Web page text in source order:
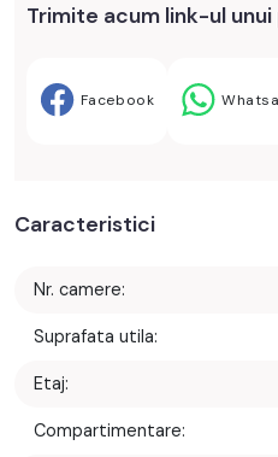
Trimite acum link-ul
Facebook
Caracteristici
Nr. camere:
Suprafata utila:
Etaj:
Compartimentare: